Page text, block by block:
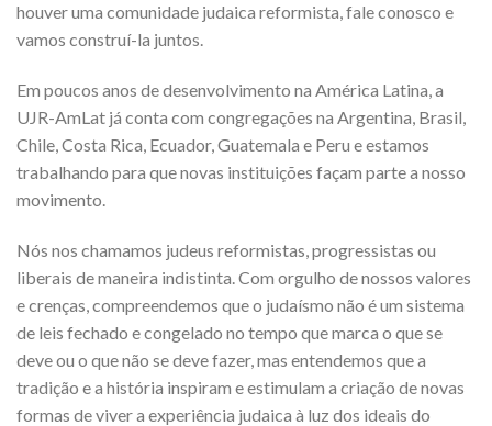
houver uma comunidade judaica reformista, fale conosco e
vamos construí-la juntos.
Em poucos anos de desenvolvimento na América Latina, a
UJR-AmLat já conta com congregações na Argentina, Brasil,
Chile, Costa Rica, Ecuador, Guatemala e Peru e estamos
trabalhando para que novas instituições façam parte a nosso
movimento.
Nós nos chamamos judeus reformistas, progressistas ou
liberais de maneira indistinta. Com orgulho de nossos valores
e crenças, compreendemos que o judaísmo não é um sistema
de leis fechado e congelado no tempo que marca o que se
deve ou o que não se deve fazer, mas entendemos que a
tradição e a história inspiram e estimulam a criação de novas
formas de viver a experiência judaica à luz dos ideais do